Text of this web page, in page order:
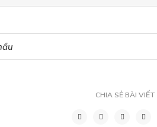
CHIA SẺ BÀI VIẾT